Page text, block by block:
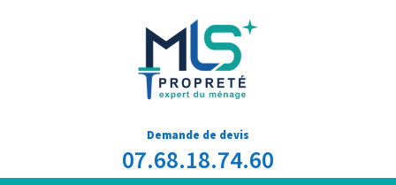
Demande de devis
07.68.18.74.60